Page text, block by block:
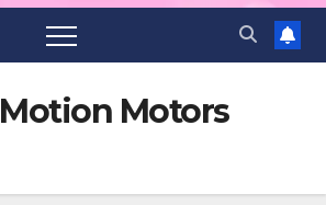
Motion Motors